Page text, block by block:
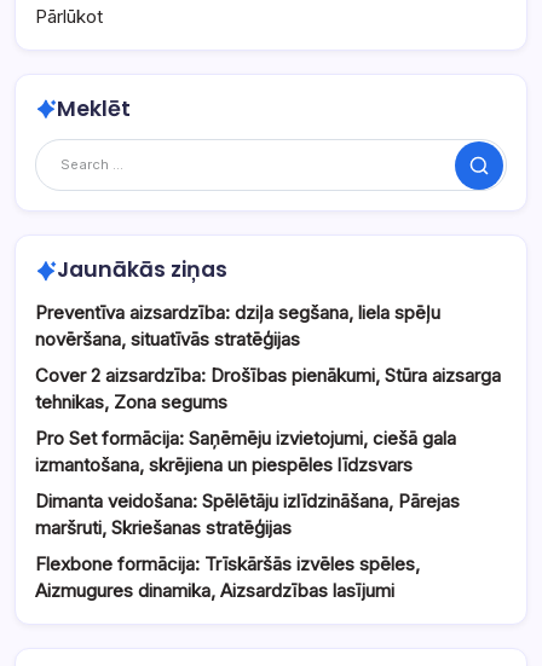
Pārlūkot
Meklēt
Search
Jaunākās ziņas
Preventīva aizsardzība: dziļa segšana, liela spēļu
novēršana, situatīvās stratēģijas
Cover 2 aizsardzība: Drošības pienākumi, Stūra aizsarga
tehnikas, Zona segums
Pro Set formācija: Saņēmēju izvietojumi, ciešā gala
izmantošana, skrējiena un piespēles līdzsvars
Dimanta veidošana: Spēlētāju izlīdzināšana, Pārejas
maršruti, Skriešanas stratēģijas
Flexbone formācija: Trīskāršās izvēles spēles,
Aizmugures dinamika, Aizsardzības lasījumi